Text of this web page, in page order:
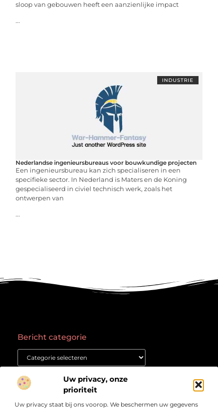
Uw privacy, onze
prioriteit
Uw privacy staat bij ons voorop. We beschermen uw gegevens
sloop van gebouwen heeft een aanzienlijke impact
...
INDUSTRIE
Nederlandse ingenieursbureaus voor bouwkundige projecten
Een ingenieursbureau kan zich specialiseren in een
specifieke sector. In Nederland is Maters en de Koning
gespecialiseerd in civiel technisch werk, zoals het
ontwerpen van
...
Over
“Het Kennisplatform voor Verdieping en Inspiratie”
Onze informatie
Bericht categorie